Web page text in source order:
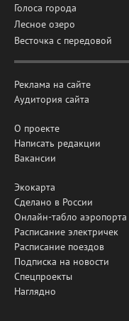
Голоса города
Лесное озеро
Весточка с передовой
Реклама на сайте
Аудитория сайта
О проекте
Написать редакции
Вакансии
Экокарта
Сделано в России
Онлайн-табло аэропорта
Расписание электричек
Расписание поездов
Подписка на новости
Спецпроекты
Наглядно